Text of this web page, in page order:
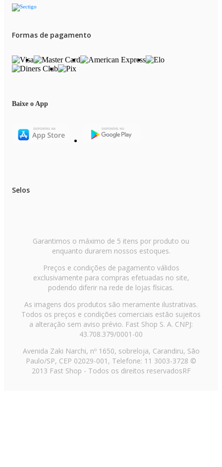
Formas de pagamento
Baixe o App
Selos
Garantimos o máximo de 5 itens por produto ou
enquanto durarem nossos estoques.
Preços e condições de pagamento válidos
exclusivamente para compras efetuadas no site,
podendo diferir na rede de lojas físicas.
As imagens dos produtos são meramente ilustrativas.
Todos os preços e condições comerciais estão sujeitos
a alteração sem aviso prévio. Fast Shop S. A. CNPJ:
43.708.379/0001-00
Avenida Zaki Narchi, nº 1650, sobreloja, Carandiru, São
Paulo/SP, CEP 02029-001, Telefone: 11 3003-3728 ©
2013 Fast Shop - Todos os direitos reservadosRF